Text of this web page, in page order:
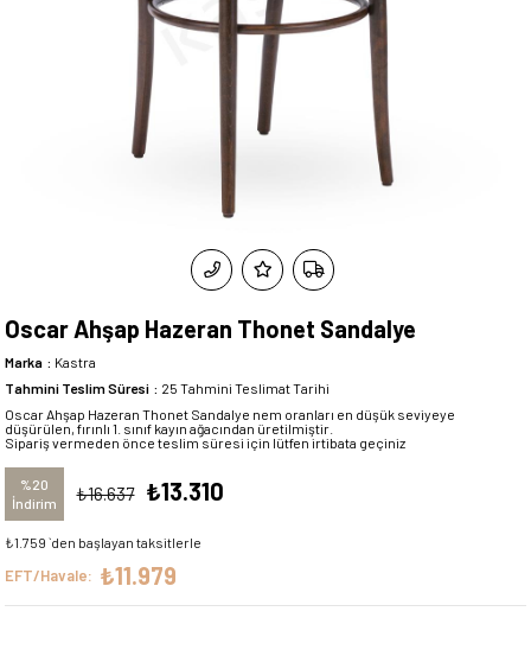
Oscar Ahşap Hazeran Thonet Sandalye
Marka : Kastra
Tahmini Teslim Süresi : 25 Tahmini Teslimat Tarihi
Oscar Ahşap Hazeran Thonet Sandalye nem oranları en düşük seviyeye
düşürülen, fırınlı 1. sınıf kayın ağacından üretilmiştir.
Sipariş vermeden önce teslim süresi için lütfen irtibata geçiniz
%20
İndirim
₺16.637 ₺13.310
₺1.759 `den başlayan taksitlerle
EFT/Havale: ₺11.979